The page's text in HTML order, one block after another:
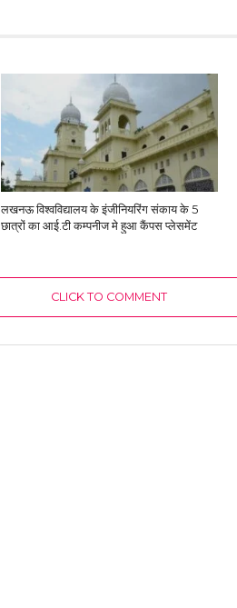
लखनऊ विश्वविद्यालय के इंजीनियरिंग संकाय के 5
छात्रों का आई.टी कम्पनीज मे हुआ कैंपस प्लेसमेंट
CLICK TO COMMENT